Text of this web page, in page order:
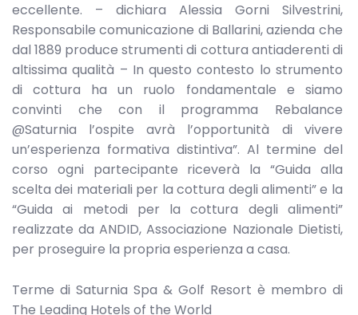
eccellente. – dichiara Alessia Gorni Silvestrini,
Responsabile comunicazione di Ballarini, azienda che
dal 1889 produce strumenti di cottura antiaderenti di
altissima qualità – In questo contesto lo strumento
di cottura ha un ruolo fondamentale e siamo
convinti che con il programma Rebalance
@Saturnia l’ospite avrà l’opportunità di vivere
un’esperienza formativa distintiva”. Al termine del
corso ogni partecipante riceverà la “Guida alla
scelta dei materiali per la cottura degli alimenti” e la
“Guida ai metodi per la cottura degli alimenti”
realizzate da ANDID, Associazione Nazionale Dietisti,
per proseguire la propria esperienza a casa.
Terme di Saturnia Spa & Golf Resort è membro di
The Leading Hotels of the World